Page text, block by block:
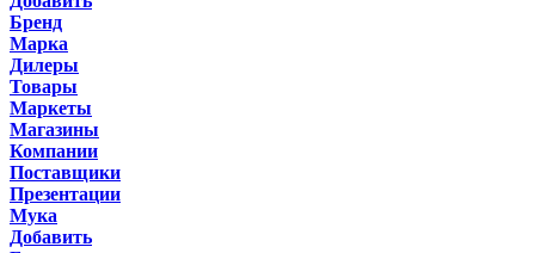
Бренд
Марка
Дилеры
Товары
Маркеты
Магазины
Компании
Поставщики
Презентации
Мука
Добавить